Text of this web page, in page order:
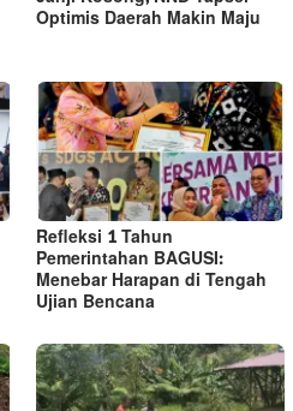
Optimis Daerah Makin Maju
Refleksi 1 Tahun
Pemerintahan BAGUSI:
Menebar Harapan di Tengah
Ujian Bencana